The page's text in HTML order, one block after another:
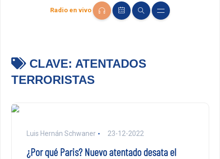
Radio en vivo
CLAVE: ATENTADOS
TERRORISTAS
Luis Hernán Schwaner 23-12-2022
¿Por qué Paris? Nuevo atentado desata el